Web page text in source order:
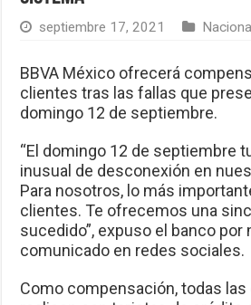
septiembre 17, 2021
BBVA México ofrecerá
clientes tras las fallas que
domingo 12 de septiembre.
“El domingo 12 de septiembre
inusual de desconexión en
Para nosotros, lo más
clientes. Te ofrecemos una
sucedido”, expuso el banco por
comunicado en redes sociales.
Como compensación, todas